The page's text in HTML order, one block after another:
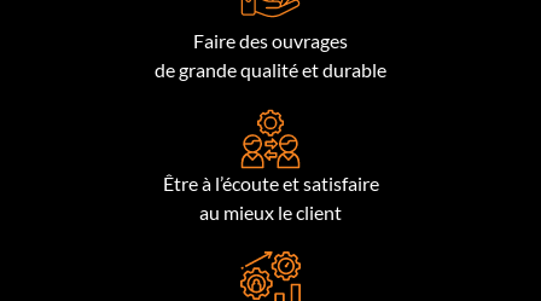
Faire des ouvrages
de grande qualité et durable
Être à l’écoute et satisfaire
au mieux le client